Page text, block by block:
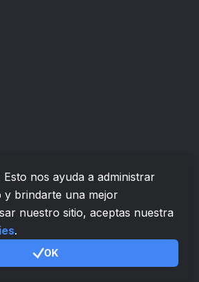
Esto nos ayuda a administrar
y brindarte una mejor
nuestro sitio, aceptas nuestra
.
OK